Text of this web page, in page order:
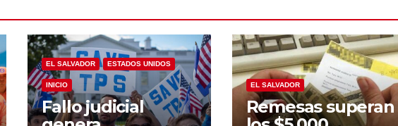
EL SALVADOR ESTADOS UNIDOS
INICIO
Fallo judicial
EL SALVADOR
Remesas superan